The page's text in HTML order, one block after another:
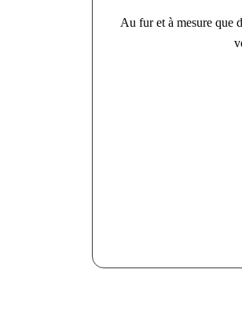
Au fur et à mesure que